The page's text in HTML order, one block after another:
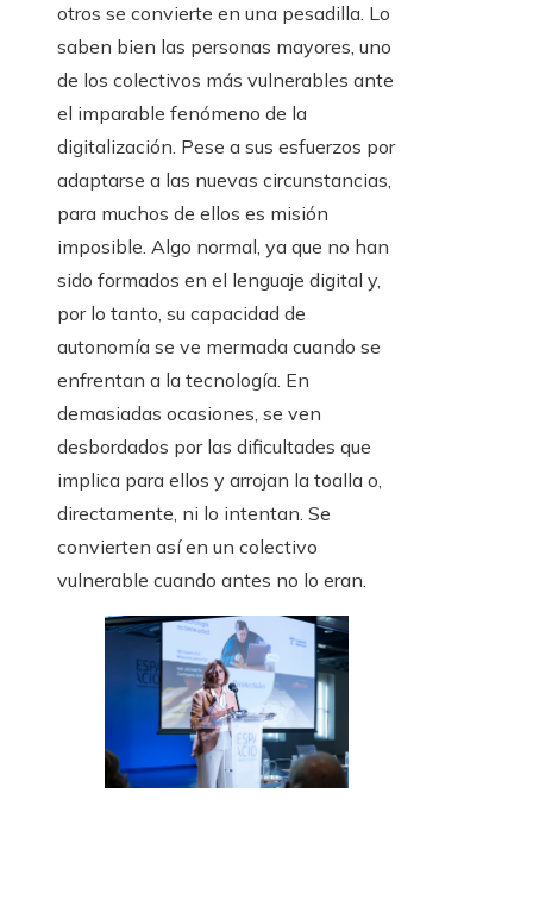
otros se convierte en una pesadilla. Lo
saben bien las personas mayores, uno
de los colectivos más vulnerables ante
el imparable fenómeno de la
digitalización. Pese a sus esfuerzos por
adaptarse a las nuevas circunstancias,
para muchos de ellos es misión
imposible. Algo normal, ya que no han
sido formados en el lenguaje digital y,
por lo tanto, su capacidad de
autonomía se ve mermada cuando se
enfrentan a la tecnología. En
demasiadas ocasiones, se ven
desbordados por las dificultades que
implica para ellos y arrojan la toalla o,
directamente, ni lo intentan. Se
convierten así en un colectivo
vulnerable cuando antes no lo eran.